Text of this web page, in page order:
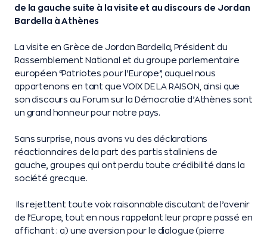
de la gauche suite à la visite et au discours de Jordan
Bardella à Athènes
La visite en Grèce de Jordan Bardella, Président du
Rassemblement National et du groupe parlementaire
européen “Patriotes pour l’Europe”, auquel nous
appartenons en tant que VOIX DE LA RAISON, ainsi que
son discours au Forum sur la Démocratie d’Athènes sont
un grand honneur pour notre pays.
Sans surprise, nous avons vu des déclarations
réactionnaires de la part des partis staliniens de
gauche, groupes qui ont perdu toute crédibilité dans la
société grecque.
Ils rejettent toute voix raisonnable discutant de l’avenir
de l’Europe, tout en nous rappelant leur propre passé en
affichant : a) une aversion pour le dialogue (pierre